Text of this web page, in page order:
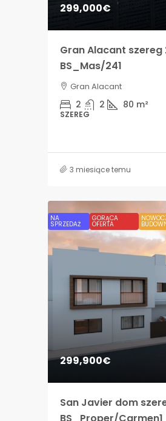
299,000€
Gran Alacant szereg
BS_Mas/241
Gran Alacant
2 2 80 m²
SZEREG
3 miesiące temu
NA
SPRZEDAŻ
GORĄCA
OFERTA
299,900€
San Javier dom